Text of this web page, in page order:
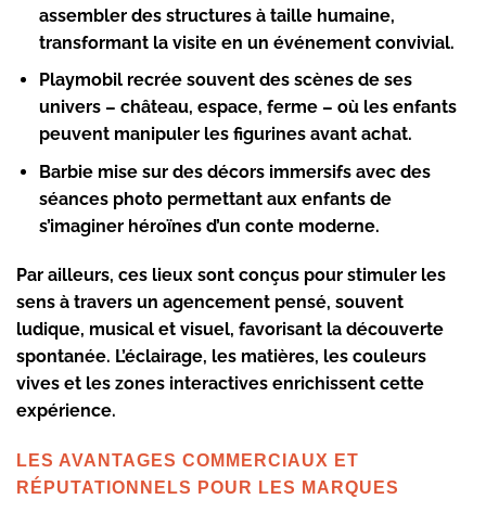
assembler des structures à taille humaine,
transformant la visite en un événement convivial.
Playmobilrecrée souvent des scènes de ses
univers – château, espace, ferme – où les enfants
peuvent manipuler les figurines avant achat.
Barbiemise sur des décors immersifs avec des
séances photo permettant aux enfants de
s’imaginer héroïnes d’un conte moderne.
Par ailleurs, ces lieux sont conçus pour stimuler les
sens à travers un agencement pensé, souvent
ludique, musical et visuel, favorisant la découverte
spontanée. L’éclairage, les matières, les couleurs
vives et les zones interactives enrichissent cette
expérience.
LES AVANTAGES COMMERCIAUX ET
RÉPUTATIONNELS POUR LES MARQUES